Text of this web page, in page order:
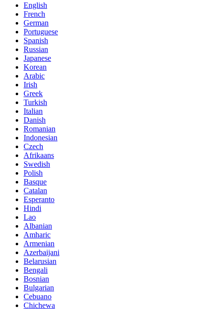
English
French
German
Portuguese
Spanish
Russian
Japanese
Korean
Arabic
Irish
Greek
Turkish
Italian
Danish
Romanian
Indonesian
Czech
Afrikaans
Swedish
Polish
Basque
Catalan
Esperanto
Hindi
Lao
Albanian
Amharic
Armenian
Azerbaijani
Belarusian
Bengali
Bosnian
Bulgarian
Cebuano
Chichewa